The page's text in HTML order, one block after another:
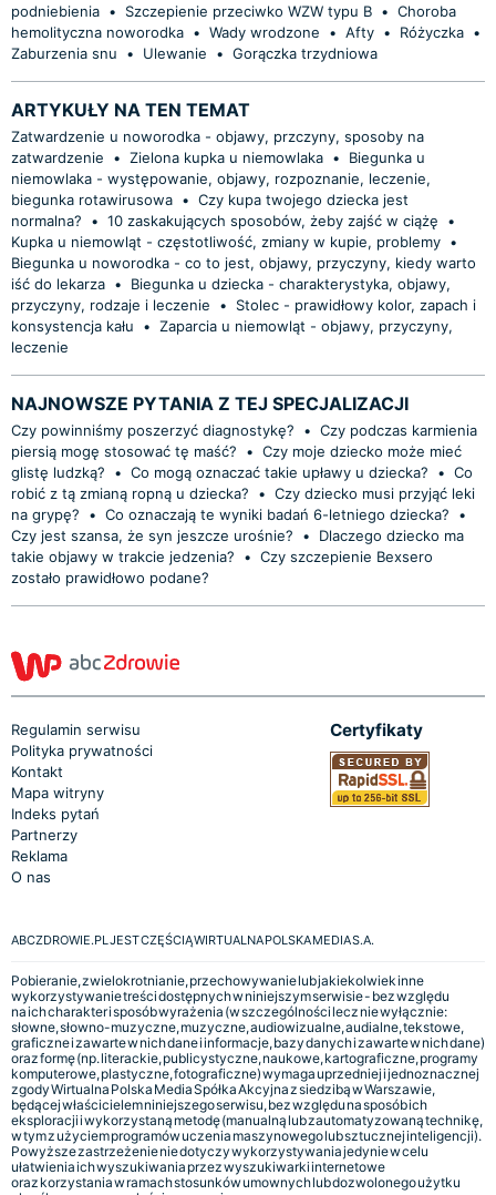
podniebienia • Szczepienie przeciwko WZW typu B • Choroba
hemolityczna noworodka • Wady wrodzone • Afty • Różyczka •
Zaburzenia snu
• Ulewanie • Gorączka trzydniowa
ARTYKUŁY NA TEN TEMAT
Zatwardzenie u noworodka - objawy, przczyny, sposoby na
zatwardzenie
• Zielona kupka u niemowlaka •
Biegunka u
niemowlaka - występowanie, objawy, rozpoznanie, leczenie,
biegunka rotawirusowa • Czy kupa twojego dziecka jest
normalna?
• 10 zaskakujących sposobów, żeby zajść w ciążę
•
Kupka u niemowląt - częstotliwość, zmiany w kupie, problemy •
Biegunka u noworodka - co to jest, objawy, przyczyny, kiedy warto
iść do lekarza •
Biegunka u dziecka - charakterystyka, objawy,
przyczyny, rodzaje i leczenie
•
Stolec - prawidłowy kolor, zapach i
konsystencja kału
• Zaparcia u niemowląt - objawy, przyczyny,
leczenie
NAJNOWSZE PYTANIA Z TEJ SPECJALIZACJI
Czy powinniśmy poszerzyć diagnostykę? • Czy podczas karmienia
piersią mogę stosować tę maść?
• Czy moje dziecko może mieć
glistę ludzką?
• Co mogą oznaczać takie upławy u dziecka? • Co
robić z tą zmianą ropną u dziecka?
• Czy dziecko musi przyjąć leki
na grypę?
• Co oznaczają te wyniki badań 6-letniego dziecka?
•
Czy jest szansa, że syn jeszcze urośnie?
•
Dlaczego dziecko ma
takie objawy w trakcie jedzenia?
• Czy szczepienie Bexsero
zostało prawidłowo podane?
Regulamin serwisu
Polityka prywatności
Kontakt
Mapa witryny
Indeks pytań
Partnerzy
Reklama
O nas
Certyfikaty
ABCZDROWIE.PL JEST CZĘŚCIĄ WIRTUALNA POLSKA MEDIA S.A.
Pobieranie, zwielokrotnianie, przechowywanie lub jakiekolwiek inne
wykorzystywanie treści dostępnych w niniejszym serwisie - bez względu
na ich charakter i sposób wyrażenia (w szczególności lecz nie wyłącznie:
słowne, słowno-muzyczne, muzyczne, audiowizualne, audialne, tekstowe,
graficzne i zawarte w nich dane i informacje, bazy danych i zawarte w nich dane)
oraz formę (np. literackie, publicystyczne, naukowe, kartograficzne, programy
komputerowe, plastyczne, fotograficzne) wymaga uprzedniej i jednoznacznej
zgody Wirtualna Polska Media Spółka Akcyjna z siedzibą w Warszawie,
będącej właścicielem niniejszego serwisu, bez względu na sposób ich
eksploracji i wykorzystaną metodę (manualną lub zautomatyzowaną technikę,
w tym z użyciem programów uczenia maszynowego lub sztucznej inteligencji).
Powyższe zastrzeżenie nie dotyczy wykorzystywania jedynie w celu
ułatwienia ich wyszukiwania przez wyszukiwarki internetowe
oraz korzystania w ramach stosunków umownych lub dozwolonego użytku